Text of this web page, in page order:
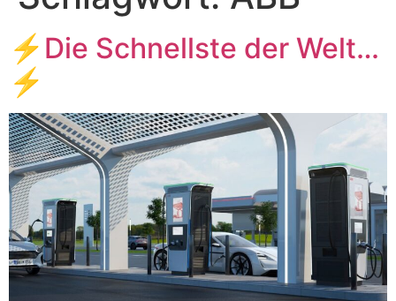
⚡Die Schnellste der Welt…
⚡